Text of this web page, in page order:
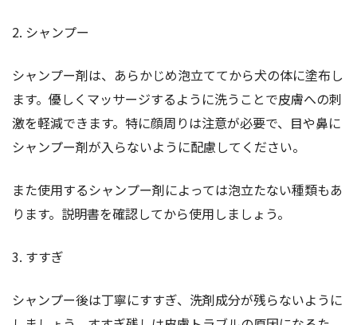
2. シャンプー
シャンプー剤は、あらかじめ泡立ててから犬の体に塗布し
ます。優しくマッサージするように洗うことで皮膚への刺
激を軽減できます。特に顔周りは注意が必要で、目や鼻に
シャンプー剤が入らないように配慮してください。
また使用するシャンプー剤によっては泡立たない種類もあ
ります。説明書を確認してから使用しましょう。
3. すすぎ
シャンプー後は丁寧にすすぎ、洗剤成分が残らないように